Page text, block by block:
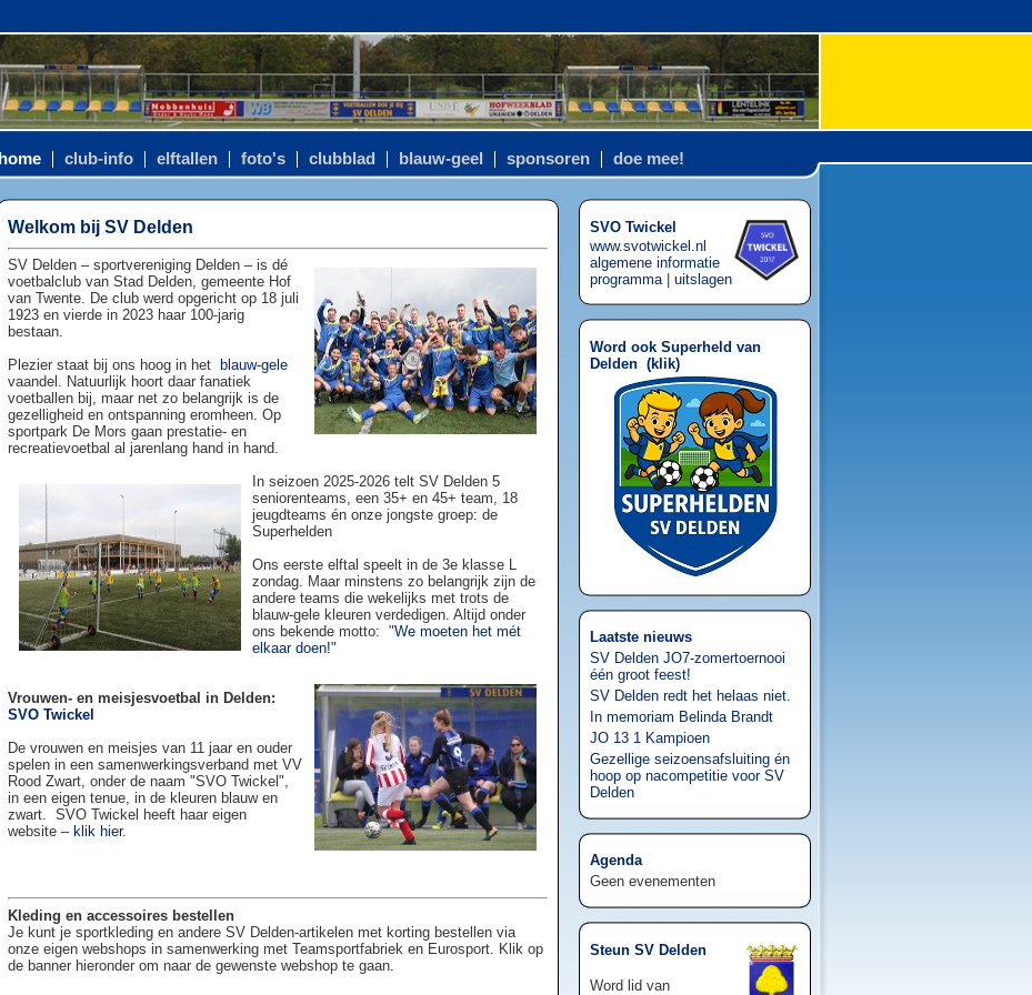
home club-info elftallen foto's clubblad blauw-geel sponsoren doe mee!
Welkom bij SV Delden
SV Delden – sportvereniging Delden – is dé
voetbalclub van Stad Delden, gemeente Hof
van Twente. De club werd opgericht op 18 juli
1923 en vierde in 2023 haar 100-jarig
bestaan.
Plezier staat bij ons hoog in het
blauw-gele
vaandel. Natuurlijk hoort daar fanatiek
voetballen bij, maar net zo belangrijk is de
gezelligheid en ontspanning eromheen. Op
sportpark De Mors gaan prestatie- en
recreatievoetbal al jarenlang hand in hand.
In seizoen 2025-2026 telt SV Delden 5
seniorenteams, een 35+ en 45+ team, 18
jeugdteams én onze jongste groep: de
Superhelden
Ons eerste elftal speelt in de 3e klasse L
zondag. Maar minstens zo belangrijk zijn de
andere teams die wekelijks met trots de
blauw-gele kleuren verdedigen. Altijd onder
ons bekende motto: "We moeten het mét
elkaar doen!"
Vrouwen- en meisjesvoetbal in Delden:
SVO Twickel
De vrouwen en meisjes van 11 jaar en ouder
spelen in een samenwerkingsverband met VV
Rood Zwart, onder de naam "SVO Twickel",
in een eigen tenue, in de kleuren blauw en
zwart. SVO Twickel heeft haar eigen
website – klik hier.
Kleding en accessoires bestellen
Je kunt je sportkleding en andere SV Delden-artikelen met korting bestellen via
onze eigen webshops in samenwerking met Teamsportfabriek en Eurosport. Klik op
de banner hieronder om naar de gewenste webshop te gaan.
SVO Twickel
www.svotwickel.nl
algemene informatie
programma| uitslagen
Word ook Superheld van
Delden (klik)
Laatste nieuws
SV Delden JO7-zomertoernooi
één groot feest!
SV Delden redt het helaas niet.
In memoriam Belinda Brandt
JO 13 1 Kampioen
Gezellige seizoensafsluiting én
hoop op nacompetitie voor SV
Delden
Agenda
Geen evenementen
Steun SV Delden
Word lid van